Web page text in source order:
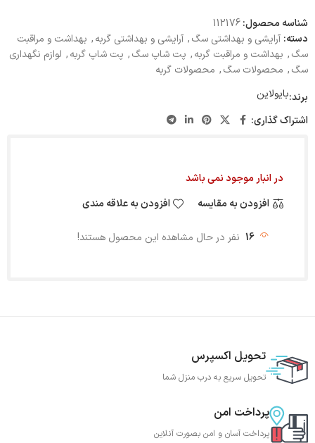
شناسه محصول:112176
دسته: آرایشی و بهداشتی سگ, آرایشی و بهداشتی گربه, بهداشت و مراقبت
سگ, بهداشت و مراقبت گربه, پت شاپ سگ, پت شاپ گربه, لوازم نگهداری
سگ, محصولات سگ, محصولات گربه
برند:بایولاین
اشتراک گذاری:
در انبار موجود نمی باشد
افزودن به مقایسه
افزودن به علاقه مندی
16 نفر در حال مشاهده این محصول هستند!
تحویل اکسپرس
تحویل سریع به درب منزل شما
پرداخت امن
پرداخت آسان و امن بصورت آنلاین